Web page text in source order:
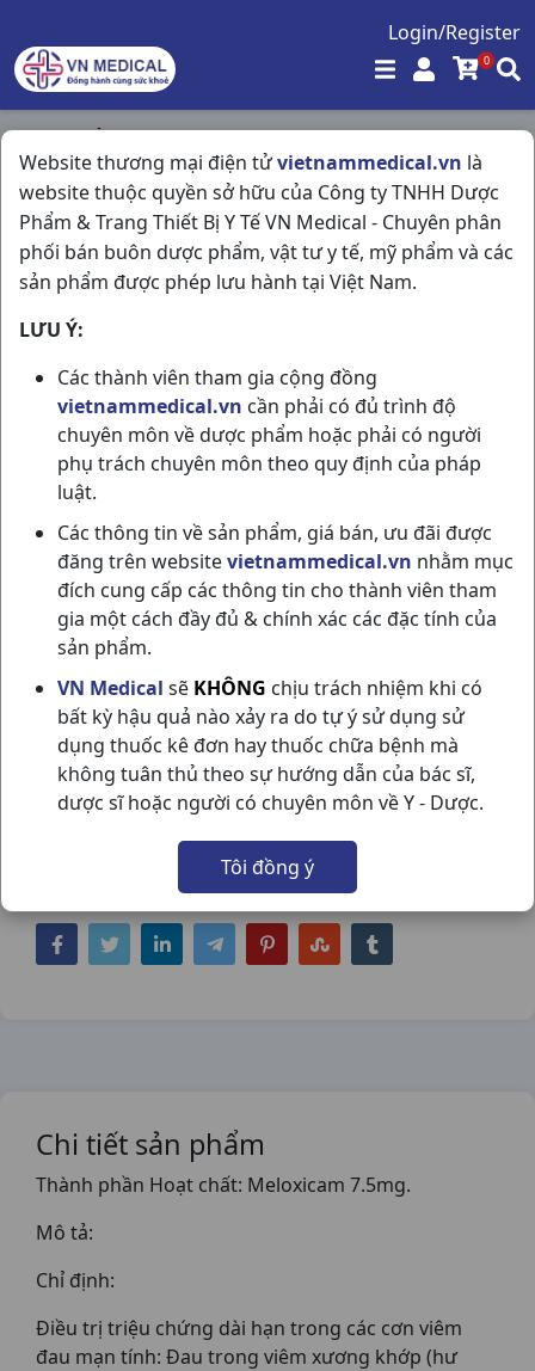
Login/Register
0
Website thương mại điện tửvietnammedical.vn là
website thuộc quyền sở hữu của Công ty TNHH Dược
Phẩm & Trang Thiết Bị Y Tế VN Medical - Chuyên phân
phối bán buôn dược phẩm, vật tư y tế, mỹ phẩm và các
sản phẩm được phép lưu hành tại Việt Nam.
LƯU Ý:
Các thành viên tham gia cộng đồng
vietnammedical.vn cần phải có đủ trình độ
chuyên môn về dược phẩm hoặc phải có người
phụ trách chuyên môn theo quy định của pháp
luật.
Các thông tin về sản phẩm, giá bán, ưu đãi được
đăng trên websitevietnammedical.vn nhằm mục
đích cung cấp các thông tin cho thành viên tham
gia một cách đầy đủ & chính xác các đặc tính của
sản phẩm.
VN Medical sẽ KHÔNG chịu trách nhiệm khi có
bất kỳ hậu quả nào xảy ra do tự ý sử dụng sử
dụng thuốc kê đơn hay thuốc chữa bệnh mà
không tuân thủ theo sự hướng dẫn của bác sĩ,
dược sĩ hoặc người có chuyên môn về Y - Dược.
Tôi đồng ý
Trang chủ /
Giảm Đau - Kháng Viêm - Giãn Cơ - Xương Khớp - Gout
/ Melox 7.5 H10vi10v Boston
MELOX 7.5 H10VI10V BOSTON
NSX:Boston
Nhóm hàng: Giảm Đau - Kháng Viêm - Giãn
Cơ - Xương Khớp - Gout,
Chia sẻ qua mạng xã hội:
Chi tiết sản phẩm
Thành phần Hoạt chất: Meloxicam 7.5mg.
Mô tả:
Chỉ định:
Điều trị triệu chứng dài hạn trong các cơn viêm
đau mạn tính: Đau trong viêm xương khớp (hư